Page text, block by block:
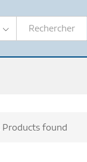
Products found